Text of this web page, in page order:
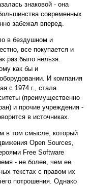
знаковой - она
современных
забежал вперед.
в бездушном и
все покупается и
раз было нельзя.
как бы и
И компания
с 1974 г., стала
(преимущественно
и прочие учреждения -
в источниках.
в том смысле, который
Open Sources,
Free Software
- не более, чем ее
текстах с правом их
потрошения. Однако